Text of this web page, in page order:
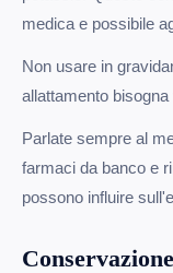
medica e possibile
Non usare in
allattamento
Parlate sempre al
farmaci da banco e
possono influire